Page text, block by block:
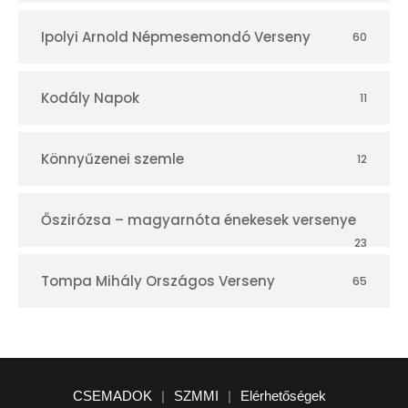
Ipolyi Arnold Népmesemondó Verseny 60
Kodály Napok 11
Könnyűzenei szemle 12
Őszirózsa – magyarnóta énekesek versenye
23
Tompa Mihály Országos Verseny 65
CSEMADOK | SZMMI | Elérhetőségek